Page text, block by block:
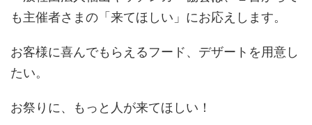
も主催者さまの「来てほしい」にお応えします。
お客様に喜んでもらえるフード、デザートを用意し
たい。
お祭りに、もっと人が来てほしい！